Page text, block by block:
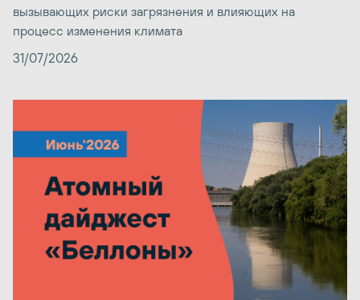
вызывающих риски загрязнения и влияющих на
процесс изменения климата
31/07/2026